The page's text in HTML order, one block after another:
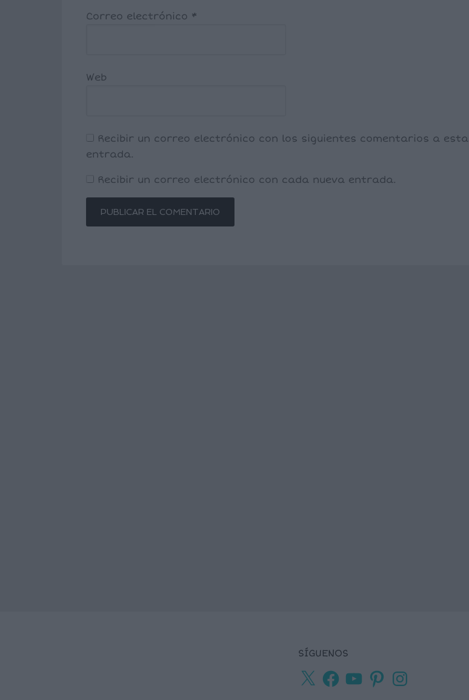
Correo electrónico *
Web
Recibir un correo electrónico con los siguientes comentarios a esta
entrada.
Recibir un correo electrónico con cada nueva entrada.
SÍGUENOS
X
Facebook
YouTubePinterestInstagram